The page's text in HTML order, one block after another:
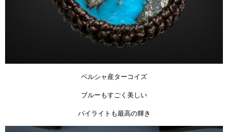
ペルシャ産ターコイズ
ブルーもすごく美しい
パイライトも最高の輝き